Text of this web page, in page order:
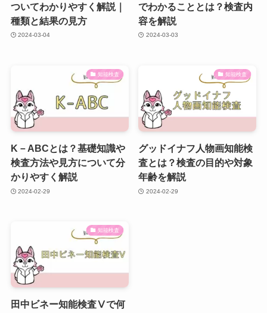
ついてわかりやすく解説｜
種類と結果の見方
2024-03-04
でわかることとは？検査内
容を解説
2024-03-03
知能検査
K－ABCとは？基礎知識や
検査方法や見方について分
かりやすく解説
2024-02-29
知能検査
グッドイナフ人物画知能検
査とは？検査の目的や対象
年齢を解説
2024-02-29
知能検査
田中ビネー知能検査Ⅴで何